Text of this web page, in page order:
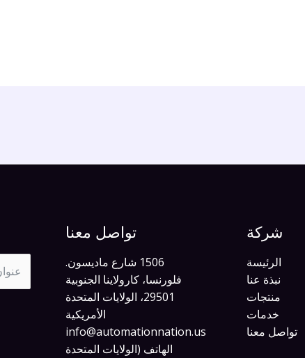
شركة
الرئيسة
نبذة عنا
منتجات
خدمات
تواصل معنا
تواصل معنا
1506 شارع ماديسون.
فلورنسا، كارولاينا الجنوبية
29501، الولايات المتحدة
الأمريكية
info@automationnation.us​​
الهاتف (الولايات المتحدة